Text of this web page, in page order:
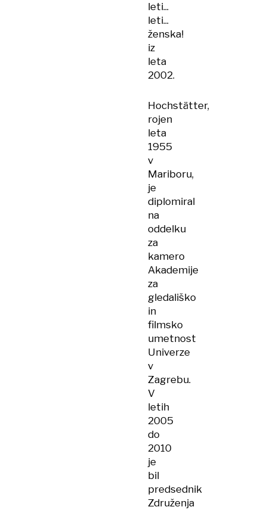
leti...
leti...
ženska!
iz
leta
2002.
Hochstätter,
rojen
leta
1955
v
Mariboru,
je
diplomiral
na
oddelku
za
kamero
Akademije
za
gledališko
in
filmsko
umetnost
Univerze
v
Zagrebu.
V
letih
2005
do
2010
je
bil
predsednik
Združenja